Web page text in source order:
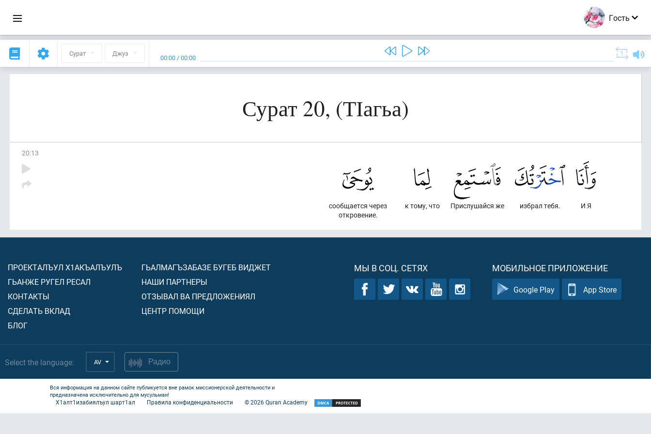
Гость
Сурат Джуз 00:00 /00:00
Сурат 20, (ТІагьа)
20:13
И Я
избрал тебя.
Прислушайся же
к тому, что
сообщается через
откровение.
ПРОЕКТАЛЪУЛ Х1АКЪАЛЪУЛЪ
ГЬАНЖЕ РУГЕЛ РЕСАЛ
КОНТАКТЫ
СДЕЛАТЬ ВКЛАД
БЛОГ
ГЬАЛМАГЪЗАБАЗЕ БУГЕБ ВИДЖЕТ
НАШИ ПАРТНЕРЫ
ОТЗЫВАЛ ВА ПРЕДЛОЖЕНИЯЛ
ЦЕНТР ПОМОЩИ
МЫ В СОЦ. СЕТЯХ МОБИЛЬНОЕ ПРИЛОЖЕНИЕ
Google Play App Store
Select the language: AV Радио
Вся информация на данном сайте публикуется вне рамок миссионерской деятельности и
предназначена исключительно для мусульман!
Х1алт1изабиялъул шарт1ал Правила конфиденциальности ©2026Quran Academy